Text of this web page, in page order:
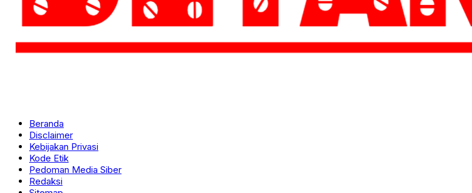
Beranda
Disclaimer
Kebijakan Privasi
Kode Etik
Pedoman Media Siber
Redaksi